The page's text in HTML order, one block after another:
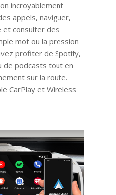
incroyablement
appels, naviguer,
et consulter des
mot ou la pression
profiter de Spotify,
de podcasts tout en
sur la route.
CarPlay et Wireless